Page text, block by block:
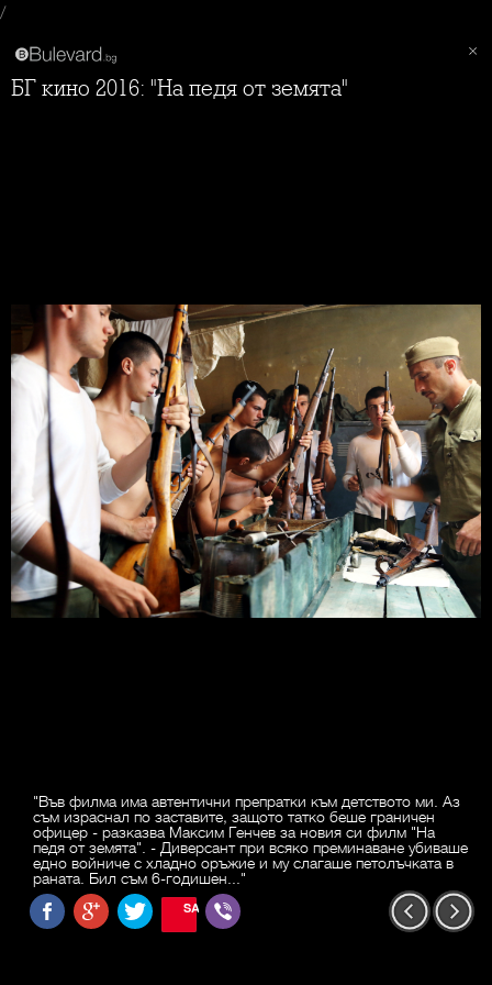
/
БГ кино 2016: "На педя от земята"
"Във филма има автентични препратки към детството ми. Аз
съм израснал по заставите, защото татко беше граничен
офицер - разказва Максим Генчев за новия си филм "На
педя от земята". - Диверсант при всяко преминаване убиваше
едно войниче с хладно оръжие и му слагаше петолъчката в
раната. Бил съм 6-годишен..."
SAVE